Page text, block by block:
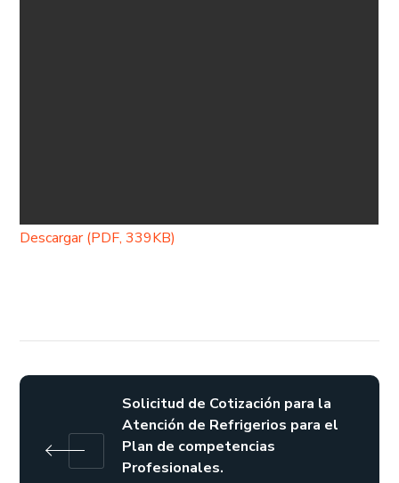
Descargar (PDF, 339KB)
Solicitud de Cotización para la
Atención de Refrigerios para el
Plan de competencias
Profesionales.